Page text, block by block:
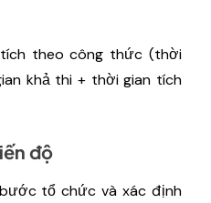
tích theo công thức (thời
khả thi + thời gian tích
độ
tổ chức và xác định